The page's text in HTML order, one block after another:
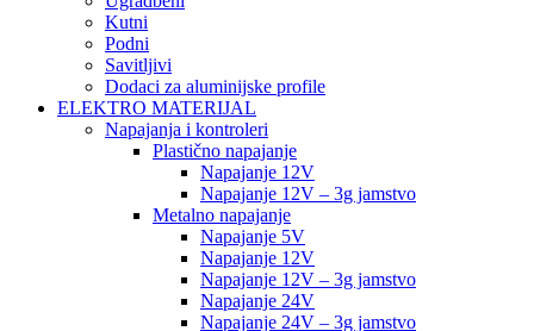
Kutni
Podni
Savitljivi
Dodaci za aluminijske profile
ELEKTRO MATERIJAL
Napajanja i kontroleri
Plastično napajanje
Napajanje 12V
Napajanje 12V – 3g jamstvo
Metalno napajanje
Napajanje 5V
Napajanje 12V
Napajanje 12V – 3g jamstvo
Napajanje 24V
Napajanje 24V – 3g jamstvo